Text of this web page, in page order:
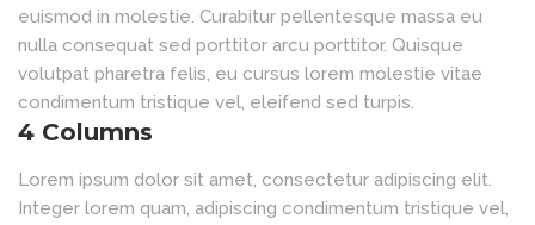
euismod in molestie. Curabitur pellentesque massa eu
nulla consequat sed porttitor arcu porttitor. Quisque
volutpat pharetra felis, eu cursus lorem molestie vitae
condimentum tristique vel, eleifend sed turpis.
4 Columns
Lorem ipsum dolor sit amet, consectetur adipiscing elit.
Integer lorem quam, adipiscing condimentum tristique vel,